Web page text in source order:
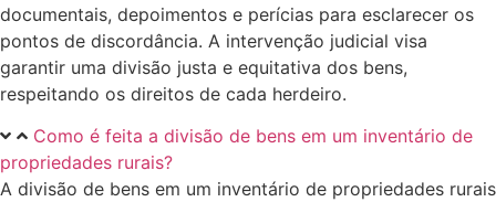
documentais, depoimentos e perícias para esclarecer os
pontos de discordância. A intervenção judicial visa
garantir uma divisão justa e equitativa dos bens,
respeitando os direitos de cada herdeiro.
Como é feita a divisão de bens em um inventário de
propriedades rurais?
A divisão de bens em um inventário de propriedades rurais